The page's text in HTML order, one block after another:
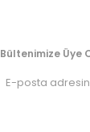
Bültenimize Üye